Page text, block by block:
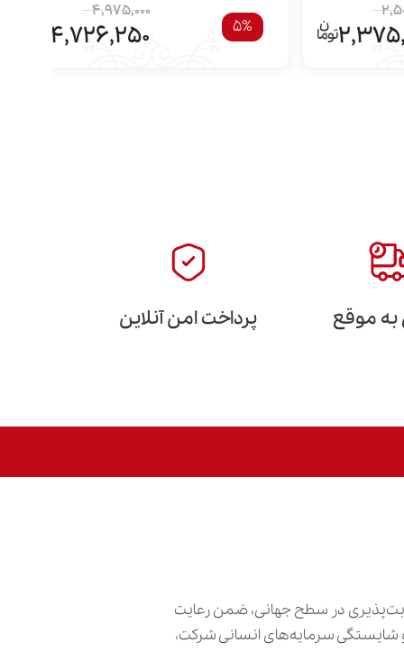
5%
4,975,000
4,726,250
به موقع پرداخت امن آنلاین
در سطح جهانی، ضمن رعایت
و شایستگی سرمایه‌های انسانی شرکت،